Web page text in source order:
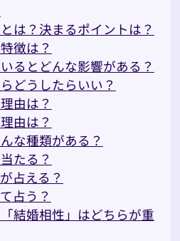
は？決まるポイントは？
徴は？
るとどんな影響がある？
どうしたらいい？
由は？
由は？
な種類がある？
たる？
占える？
占う？
結婚相性」はどちらが重